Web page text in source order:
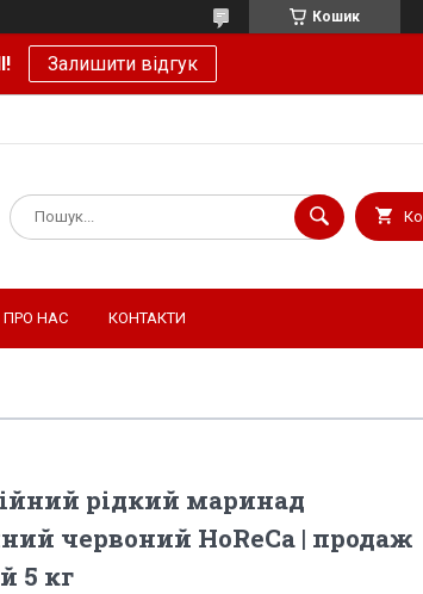
Кошик
Залишити відгук
ПРО НАС КОНТАКТИ
рідкий маринад
червоний HoReCa | продаж
5 кг